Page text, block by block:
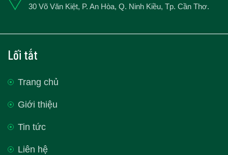
30 Võ Văn Kiệt, P. An Hòa, Q. Ninh Kiều, Tp. Cần Thơ.
Lối tắt
Trang chủ
Giới thiệu
Tin tức
Liên hệ